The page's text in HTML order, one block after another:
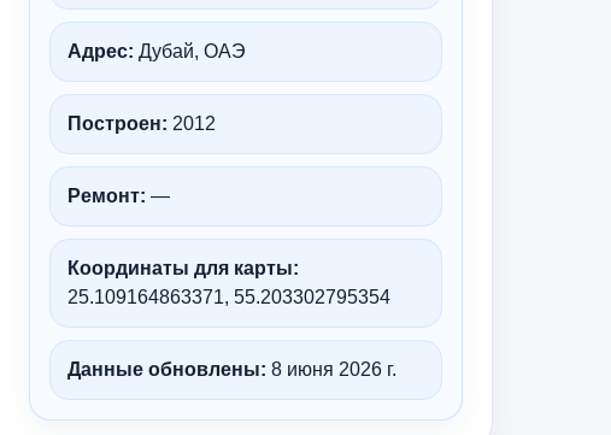
Адрес: Дубай, ОАЭ
Построен: 2012
Ремонт: —
Координаты для карты:
25.109164863371, 55.203302795354
Данные обновлены: 8 июня 2026 г.